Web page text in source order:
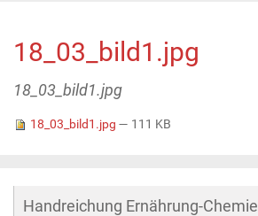
18_03_bild1.jpg
18_03_bild1.jpg
18_03_bild1.jpg — 111 KB
Handreichung Ernährung-Chemie